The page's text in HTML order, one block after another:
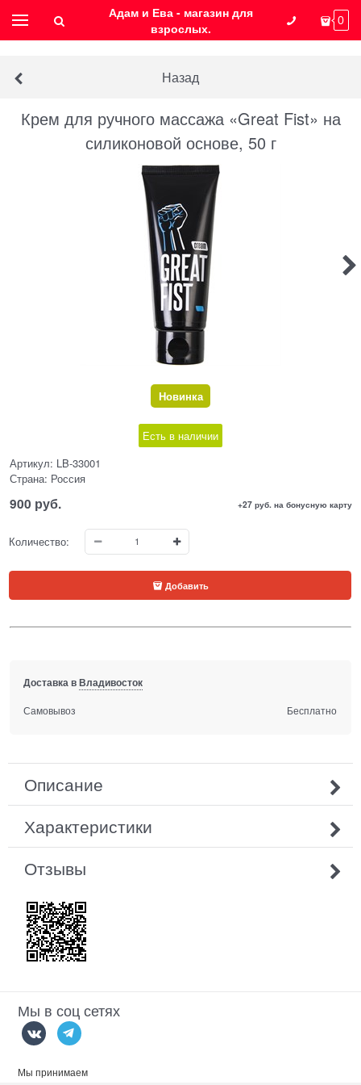
Адам и Ева - магазин для
взрослых.
0
Назад
Крем для ручного массажа «Great Fist» на
силиконовой основе, 50 г
Новинка
Есть в наличии
Артикул: LB-33001
Страна: Россия
900 руб. +27 руб. на бонусную карту
Количество:
Добавить
Доставка вВладивосток
Самовывоз Бесплатно
Описание
Характеристики
Отзывы
Мы в соц сетях
Мы принимаем